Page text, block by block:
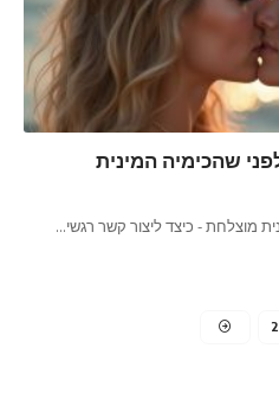
שהכימיה המינית
מוצלחת - כיצד ליצור קשר רגשי…
2